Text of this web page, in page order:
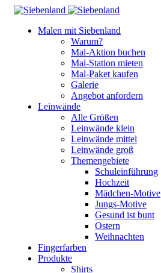
Malen mit Siebenland
Warum?
Mal-Aktion buchen
Mal-Station mieten
Mal-Paket kaufen
Galerie
Angebot anfordern
Leinwände
Alle Größen
Leinwände klein
Leinwände mittel
Leinwände groß
Themengebiete
Schuleinführung
Hochzeit
Mädchen-Motive
Jungs-Motive
Gesund ist bunt
Ostern
Weihnachten
Fingerfarben
Produkte
Shirts